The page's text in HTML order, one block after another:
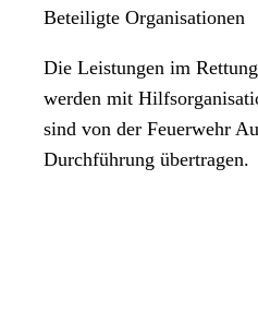
Beteiligte Organisationen
Die Leistungen im
werden mit
sind von der Feuerwehr
Durchführung übertragen.